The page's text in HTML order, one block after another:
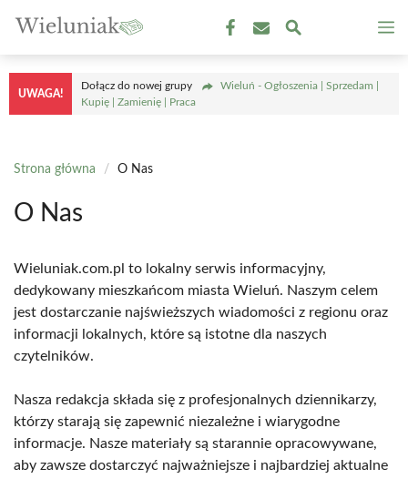
treści
UWAGA!
Dołącz do nowej grupy
Wieluń - Ogłoszenia | Sprzedam |
Kupię | Zamienię | Praca
Strona główna / O Nas
O Nas
Wieluniak.com.pl to lokalny serwis informacyjny,
dedykowany mieszkańcom miasta Wieluń. Naszym celem
jest dostarczanie najświeższych wiadomości z regionu oraz
informacji lokalnych, które są istotne dla naszych
czytelników.
Nasza redakcja składa się z profesjonalnych dziennikarzy,
którzy starają się zapewnić niezależne i wiarygodne
informacje. Nasze materiały są starannie opracowywane,
aby zawsze dostarczyć najważniejsze i najbardziej aktualne